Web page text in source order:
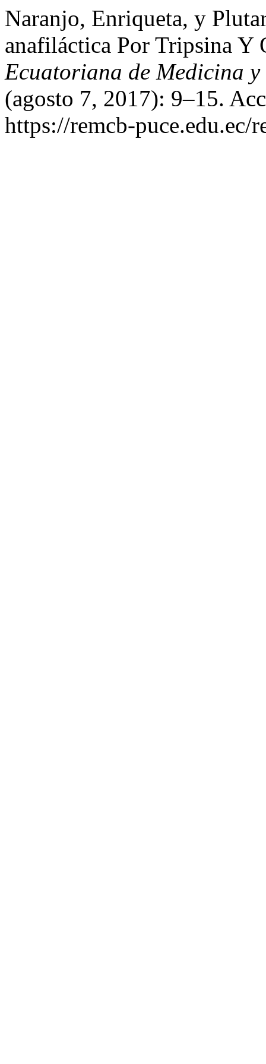
Naranjo, Enriqueta, y
anafiláctica Por Tripsina
Ecuatoriana de Medicina
(agosto 7, 2017): 9–15.
https://remcb-